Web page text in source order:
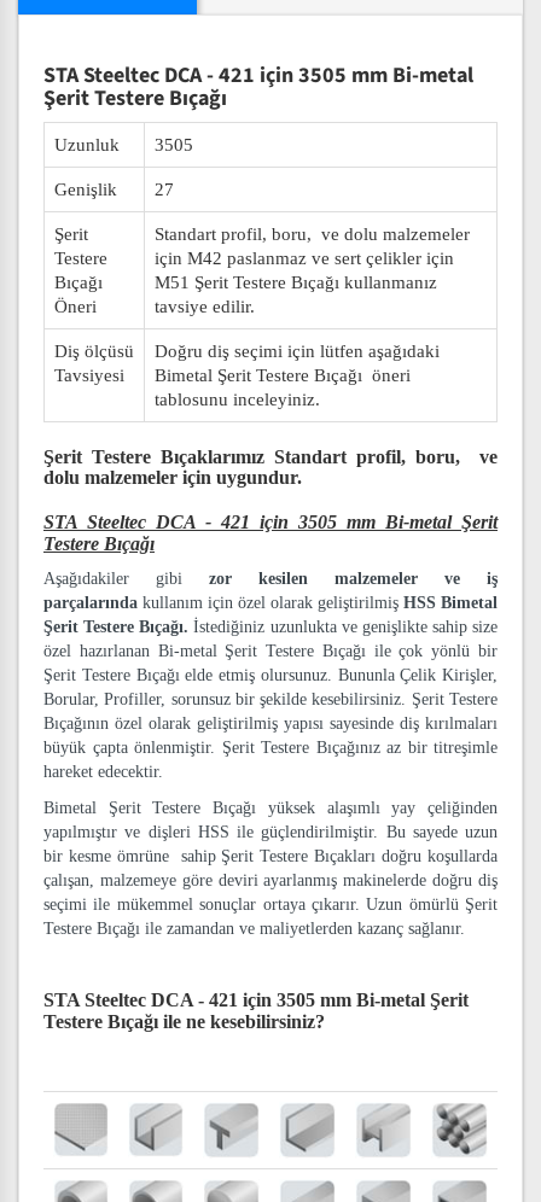
STA Steeltec DCA - 421 için 3505 mm Bi-metal
Şerit Testere Bıçağı
Uzunluk 3505
Genişlik 27
Şerit
Testere
Bıçağı
Öneri
Standart profil, boru, ve dolu malzemeler
için M42 paslanmaz ve sert çelikler için
M51 Şerit Testere Bıçağı kullanmanız
tavsiye edilir.
Diş ölçüsü
Tavsiyesi
Doğru diş seçimi için lütfen aşağıdaki
Bimetal Şerit Testere Bıçağı öneri
tablosunu inceleyiniz.
Şerit Testere Bıçaklarımız Standart profil, boru, ve
dolu malzemeler için uygundur.
STA Steeltec DCA - 421 için 3505 mm Bi-metal Şerit
Testere Bıçağı
Aşağıdakiler gibi zor kesilen malzemeler ve iş
parçalarında kullanım için özel olarak geliştirilmiş HSS Bimetal
Şerit Testere Bıçağı.İstediğiniz uzunlukta ve genişlikte sahip size
özel hazırlanan Bi-metal Şerit Testere Bıçağı ile çok yönlü bir
Şerit Testere Bıçağı elde etmiş olursunuz. Bununla Çelik Kirişler,
Borular, Profiller, sorunsuz bir şekilde kesebilirsiniz. Şerit Testere
Bıçağının özel olarak geliştirilmiş yapısı sayesinde diş kırılmaları
büyük çapta önlenmiştir. Şerit Testere Bıçağınız az bir titreşimle
hareket edecektir.
Bimetal Şerit Testere Bıçağı yüksek alaşımlı yay çeliğinden
yapılmıştır ve dişleri HSS ile güçlendirilmiştir. Bu sayede uzun
bir kesme ömrüne sahip Şerit Testere Bıçakları doğru koşullarda
çalışan, malzemeye göre deviri ayarlanmış makinelerde doğru diş
seçimi ile mükemmel sonuçlar ortaya çıkarır. Uzun ömürlü Şerit
Testere Bıçağı ile zamandan ve maliyetlerden kazanç sağlanır.
STA Steeltec DCA - 421 için 3505 mm Bi-metal Şerit
Testere Bıçağı ile ne kesebilirsiniz?